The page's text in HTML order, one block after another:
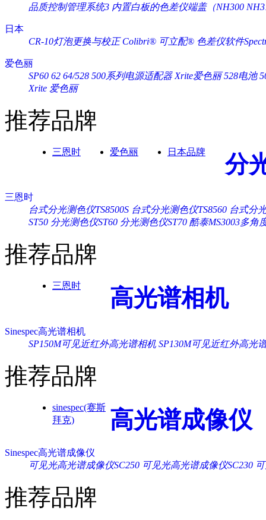
品质控制管理系统3 内置白板的色差仪端盖（NH300
日本
CR-10灯泡更换与校正 Colibri® 可立配® 色差仪软件
爱色丽
SP60 62 64/528 500系列电源适配器 Xrite爱色丽 528电池
Xrite 爱色丽
推荐品牌
三恩时 爱色丽 日本品牌 分
三恩时
台式分光测色仪TS8500S 台式分光测色仪TS8560 台式分
ST50 分光测色仪ST60 分光测色仪ST70 酷泰MS3003多角
推荐品牌
三恩时 高光谱相机
Sinespec高光谱相机
SP150M可见近红外高光谱相机 SP130M可见近红外高光
推荐品牌
sinespec(赛斯
拜克)
高光谱成像仪
Sinespec高光谱成像仪
可见光高光谱成像仪SC250 可见光高光谱成像仪SC230
推荐品牌